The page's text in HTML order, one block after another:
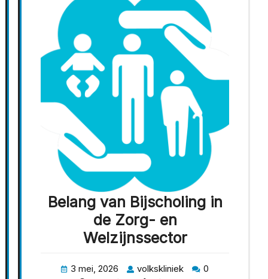
Belang van Bijscholing in
de Zorg- en
Welzijnssector
3 mei, 2026 volkskliniek
0